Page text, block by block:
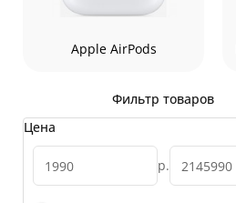
Apple AirPods
Фильтр товаров
Цена
р.